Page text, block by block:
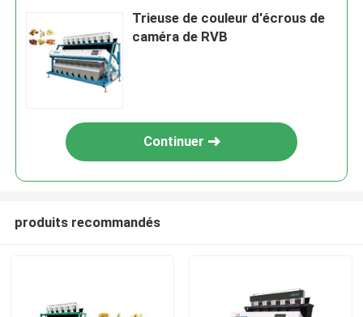
Trieuse de couleur d'écrous de
caméra de RVB
Continuer
produits recommandés